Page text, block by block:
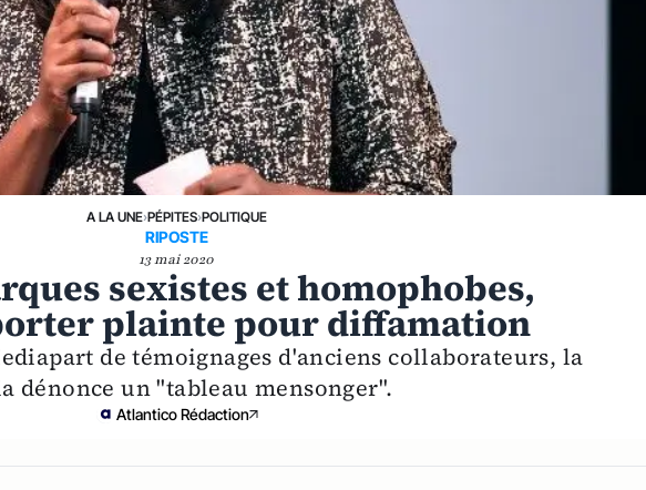
A LA UNE›PÉPITES›POLITIQUE
RIPOSTE
13 mai 2020
sexistes et homophobes,
plainte pour diffamation
de témoignages d'anciens collaborateurs, la
dénonce un "tableau mensonger".
Atlantico Rédaction